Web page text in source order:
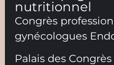
nutritionnel
Congrès
gynécologues
Palais des